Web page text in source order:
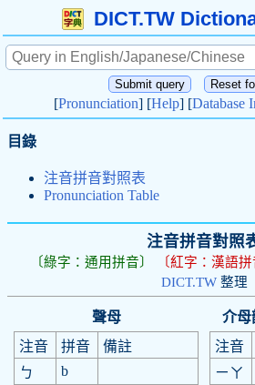
DICT.TW
[Pronunciation] [Help] [Database
目錄
注音拼音對照表
Pronunciation Table
注音拼音對照
〔綠字：通用拼音〕 〔紅字：漢語拼
DICT.TW整理
聲母
注音
拼音
備註
ㄅ
b
介母
注音
ㄧㄚ